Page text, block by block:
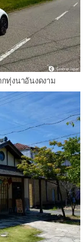
กทุ่งนาอันงดงาม